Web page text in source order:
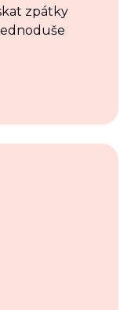
zpátky